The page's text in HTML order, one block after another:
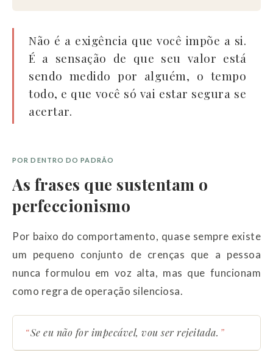
Não é a exigência que você impõe a si.
É a sensação de que seu valor está
sendo medido por alguém, o tempo
todo, e que você só vai estar segura se
acertar.
POR DENTRO DO PADRÃO
As frases que sustentam o
perfeccionismo
Por baixo do comportamento, quase sempre existe
um pequeno conjunto de crenças que a pessoa
nunca formulou em voz alta, mas que funcionam
como regra de operação silenciosa.
Se eu não for impecável, vou ser rejeitada.